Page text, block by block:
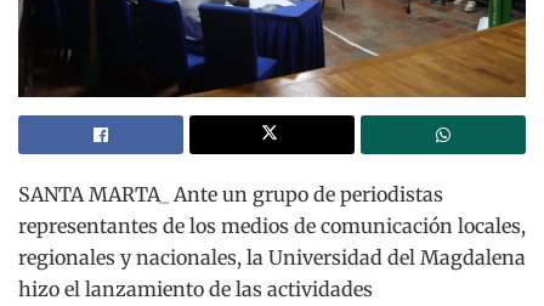
SANTA MARTA_ Ante un grupo de periodistas
representantes de los medios de comunicación locales,
regionales y nacionales, la Universidad del Magdalena
hizo el lanzamiento de las actividades